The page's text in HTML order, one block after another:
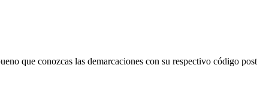
que conozcas las demarcaciones con su respectivo código